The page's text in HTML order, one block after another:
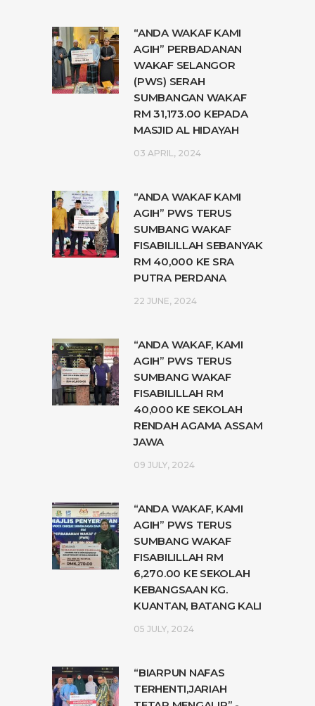
“ANDA WAKAF KAMI
AGIH” PERBADANAN
WAKAF SELANGOR
(PWS) SERAH
SUMBANGAN WAKAF
RM 31,173.00 KEPADA
MASJID AL HIDAYAH
03 APRIL, 2024
“ANDA WAKAF KAMI
AGIH” PWS TERUS
SUMBANG WAKAF
FISABILILLAH SEBANYAK
RM 40,000 KE SRA
PUTRA PERDANA
22 JUNE, 2024
“ANDA WAKAF, KAMI
AGIH” PWS TERUS
SUMBANG WAKAF
FISABILILLAH RM
40,000 KE SEKOLAH
RENDAH AGAMA ASSAM
JAWA
09 JULY, 2024
“ANDA WAKAF, KAMI
AGIH” PWS TERUS
SUMBANG WAKAF
FISABILILLAH RM
6,270.00 KE SEKOLAH
KEBANGSAAN KG.
KUANTAN, BATANG KALI
05 JULY, 2024
“BIARPUN NAFAS
TERHENTI,JARIAH